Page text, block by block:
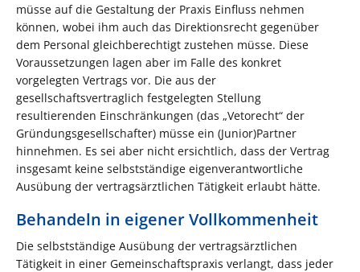
müsse auf die Gestaltung der Praxis Einfluss nehmen
können, wobei ihm auch das Direktionsrecht gegenüber
dem Personal gleichberechtigt zustehen müsse. Diese
Voraussetzungen lagen aber im Falle des konkret
vorgelegten Vertrags vor. Die aus der
gesellschaftsvertraglich festgelegten Stellung
resultierenden Einschränkungen (das „Vetorecht“ der
Gründungsgesellschafter) müsse ein (Junior)Partner
hinnehmen. Es sei aber nicht ersichtlich, dass der Vertrag
insgesamt keine selbstständige eigenverantwortliche
Ausübung der vertragsärztlichen Tätigkeit erlaubt hätte.
Behandeln in eigener Vollkommenheit
Die selbstständige Ausübung der vertragsärztlichen
Tätigkeit in einer Gemeinschaftspraxis verlangt, dass jeder